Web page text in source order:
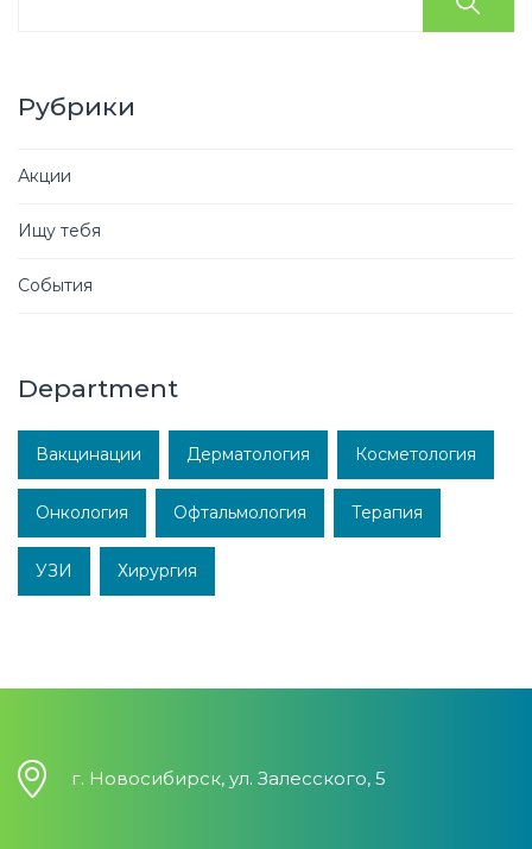
Рубрики
Акции
Ищу тебя
События
Department
Вакцинации Дерматология Косметология
Онкология Офтальмология Терапия
УЗИ Хирургия
г. Новосибирск, ул. Залесского, 5